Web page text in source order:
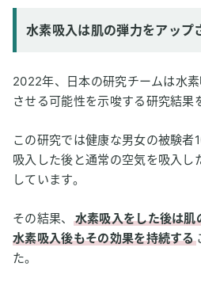
水素吸入は肌の弾力をアップ
2022年、日本の研究チームは水
させる可能性を示唆する研究結果
この研究では健康な男女の被験者
吸入した後と通常の空気を吸入し
しています。
その結果、
水素吸入をした後は
水素吸入後もその効果を持続する
た。